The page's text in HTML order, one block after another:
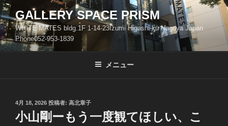
コ
ン
テ
ン
ツ
GALLERY SPACE PRISM
WHITE MATES bldg.1F 1-14-23Izumi Higashi-ku Nagoya Japan
Phone052-953-1839
メニュー
投
日:
4月 18, 2026 投稿者: 高北章子
小山剛ーもう一度観てほしい、こ